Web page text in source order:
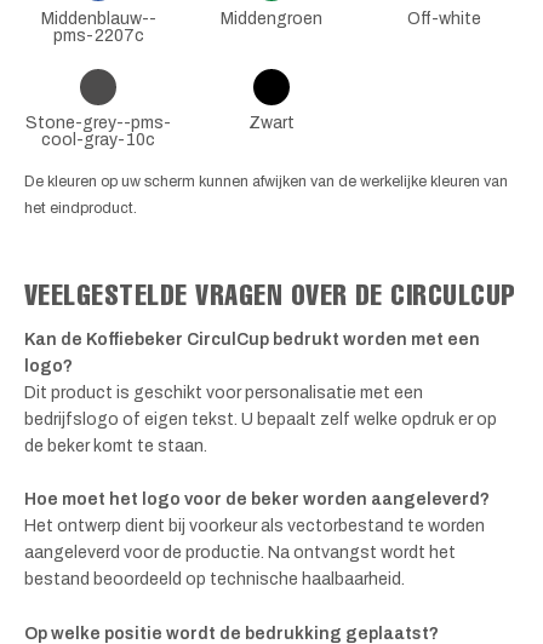
Middenblauw--
pms-2207c
Middengroen Off-white
Stone-grey--pms-
cool-gray-10c
Zwart
De kleuren op uw scherm kunnen afwijken van de werkelijke kleuren van
het eindproduct.
VEELGESTELDE VRAGEN OVER DE CIRCULCUP
Kan de Koffiebeker CirculCup bedrukt worden met een
logo?
Dit product is geschikt voor personalisatie met een
bedrijfslogo of eigen tekst. U bepaalt zelf welke opdruk er op
de beker komt te staan.
Hoe moet het logo voor de beker worden aangeleverd?
Het ontwerp dient bij voorkeur als vectorbestand te worden
aangeleverd voor de productie. Na ontvangst wordt het
bestand beoordeeld op technische haalbaarheid.
Op welke positie wordt de bedrukking geplaatst?